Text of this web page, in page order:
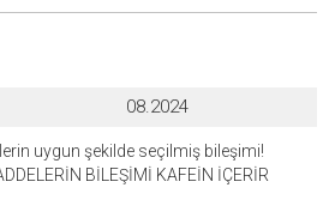
08.2024
uygun şekilde seçilmiş bileşimi!
BİLEŞİMİ KAFEİN İÇERİR